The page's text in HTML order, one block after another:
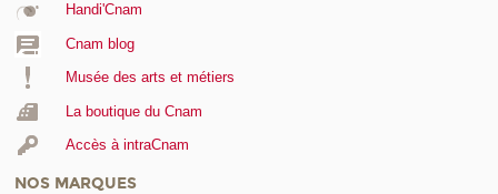
Handi'Cnam
Cnam blog
Musée des arts et métiers
La boutique du Cnam
Accès à intraCnam
NOS MARQUES